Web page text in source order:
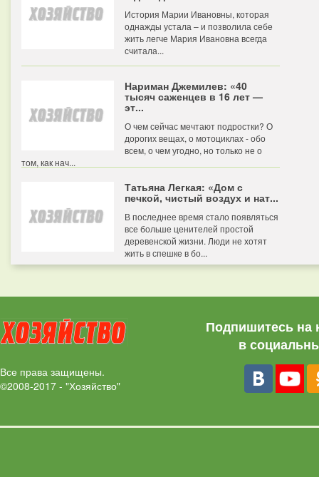
История Марии Ивановны, которая
однажды устала – и позволила себе
жить легче Мария Ивановна всегда
считала...
Нариман Джемилев: «40
тысяч саженцев в 16 лет —
эт...
О чем сейчас мечтают подростки? О
дорогих вещах, о мотоциклах - обо
всем, о чем угодно, но только не о
том, как нач...
Татьяна Легкая: «Дом с
печкой, чистый воздух и нат...
В последнее время стало появляться
все больше ценителей простой
деревенской жизни. Люди не хотят
жить в спешке в бо...
Все права защищены.
©2008-2017 - "Хозяйство"
Подпишитесь на
в